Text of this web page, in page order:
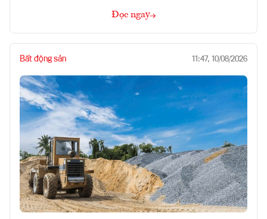
Đọc ngay
Bất động sản 11:47, 10/08/2026